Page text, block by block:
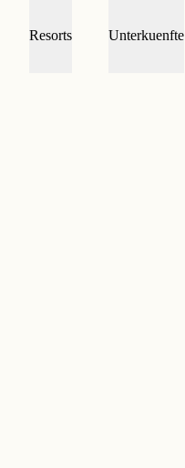
Resorts Unterkuenfte